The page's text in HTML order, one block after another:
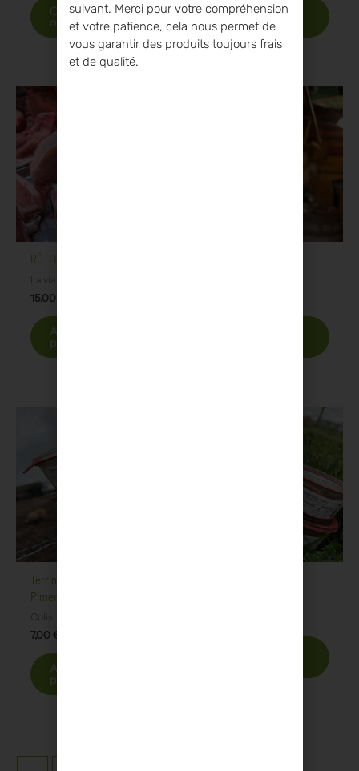
Choix des
options
produit
Ajouter au
panier
RÔTI FILET
15,00
Ajouter au
panier
Terrine de Bresse aux
Piments
7,00 €
Ajouter au
panier
suivant. Merci pour votre compréhension
et votre patience, cela nous permet de
vous garantir des produits toujours frais
et de qualité.